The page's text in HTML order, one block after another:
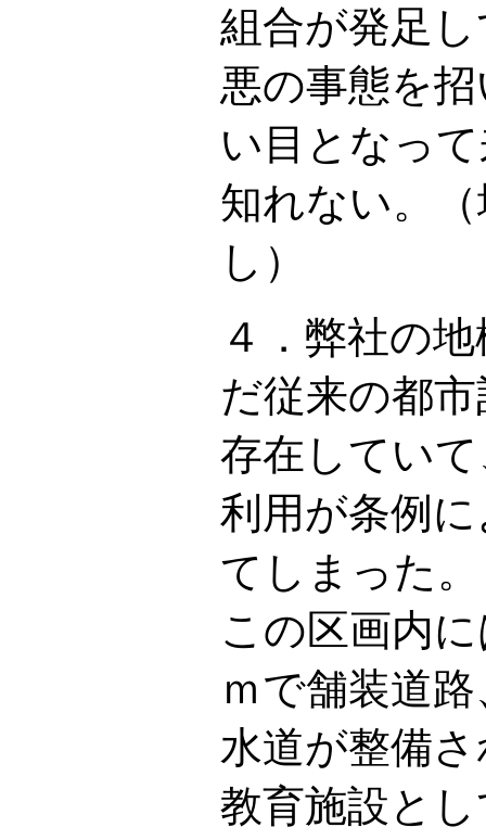
組合が発足
悪の事態を
い目となっ
知れない。
し）
４．弊社の
だ従来の都
存在してい
利用が条例
てしまった。
この区画内
ｍで舗装道
水道が整備
教育施設と